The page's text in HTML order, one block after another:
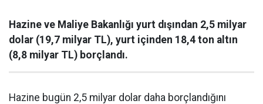
Hazine ve Maliye Bakanlığı yurt dışından 2,5 milyar
dolar (19,7 milyar TL), yurt içinden 18,4 ton altın
(8,8 milyar TL) borçlandı.
Hazine bugün 2,5 milyar dolar daha borçlandığını